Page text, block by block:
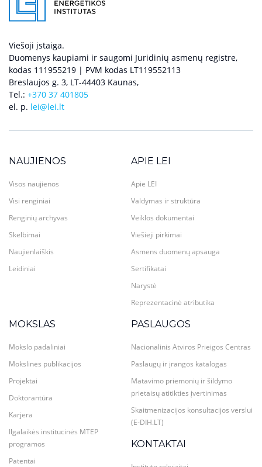
Viešoji įstaiga.
Duomenys kaupiami ir saugomi Juridinių asmenų registre,
kodas 111955219 | PVM kodas LT119552113
Breslaujos g. 3, LT-44403 Kaunas,
Tel.: +370 37 401805
el. p. lei@lei.lt
NAUJIENOS
Visos naujienos
Visi renginiai
Renginių archyvas
Skelbimai
Naujienlaiškis
Leidiniai
APIE LEI
Apie LEI
Valdymas ir struktūra
Veiklos dokumentai
Viešieji pirkimai
Asmens duomenų apsauga
Sertifikatai
Narystė
Reprezentacinė atributika
MOKSLAS
Mokslo padaliniai
Mokslinės publikacijos
Projektai
Doktorantūra
Karjera
Ilgalaikės institucinės MTEP
programos
Patentai
PASLAUGOS
Nacionalinis Atviros Prieigos Centras
Paslaugų ir įrangos katalogas
Matavimo priemonių ir šildymo
prietaisų atitikties įvertinimas
Skaitmenizacijos konsultacijos verslui
(E-DIH.LT)
KONTAKTAI